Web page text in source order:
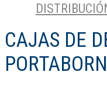
CAJAS DE